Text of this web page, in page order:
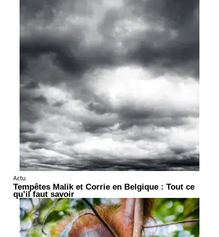
Actu
Tempêtes Malik et Corrie en Belgique : Tout ce
qu’il faut savoir